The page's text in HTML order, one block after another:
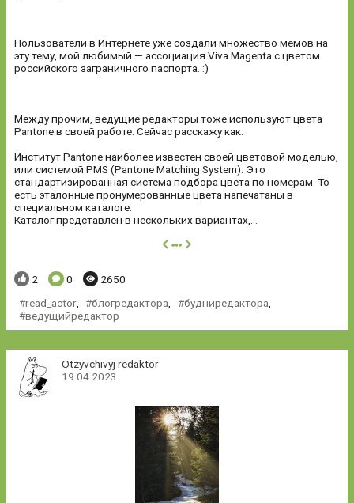
Пользователи в Интернете уже создали множество мемов на
эту тему, мой любимый — ассоциация Viva Magenta с цветом
российского заграничного паспорта. :)
Между прочим, ведущие редакторы тоже используют цвета
Pantone в своей работе. Сейчас расскажу как.
Институт Pantone наиболее известен своей цветовой моделью,
или системой PMS (Pantone Matching System). Это
стандартизированная система подбора цвета по номерам. То
есть эталонные пронумерованные цвета напечатаны в
специальном каталоге.
Каталог представлен в нескольких вариантах,...
далее
Понравилось:
2 Комментариев:
0 Просмотров:
2650
read_actor, блогредактора, будниредактора,
ведущийредактор
Otzyvchivyj redaktor
19.04.2023